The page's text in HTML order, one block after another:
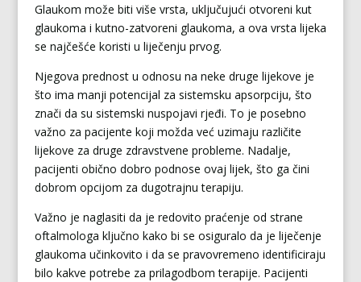
Glaukom može biti više vrsta, uključujući otvoreni kut
glaukoma i kutno-zatvoreni glaukoma, a ova vrsta lijeka
se najčešće koristi u liječenju prvog.
Njegova prednost u odnosu na neke druge lijekove je
što ima manji potencijal za sistemsku apsorpciju, što
znači da su sistemski nuspojavi rjeđi. To je posebno
važno za pacijente koji možda već uzimaju različite
lijekove za druge zdravstvene probleme. Nadalje,
pacijenti obično dobro podnose ovaj lijek, što ga čini
dobrom opcijom za dugotrajnu terapiju.
Važno je naglasiti da je redovito praćenje od strane
oftalmologa ključno kako bi se osiguralo da je liječenje
glaukoma učinkovito i da se pravovremeno identificiraju
bilo kakve potrebe za prilagodbom terapije. Pacijenti